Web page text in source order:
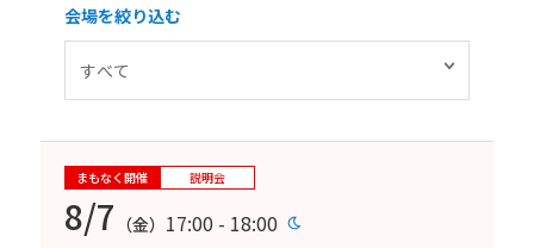
会場を絞り込む
まもなく開催 説明会
8/7 （金） 17:00 - 18:00